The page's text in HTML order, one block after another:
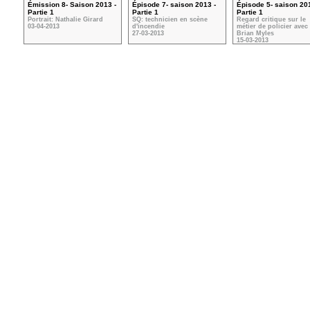
Émission 8- Saison 2013 -
Partie 1
Portrait: Nathalie Girard
03-04-2013
Épisode 7- saison 2013 -
Partie 1
SQ: technicien en scène
d'incendie
27-03-2013
Épisode 5- saison
Partie 1
Regard critique sur le
métier de policier avec
Brian Myles
15-03-2013